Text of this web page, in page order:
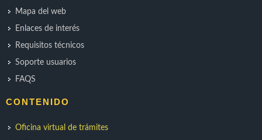
Mapa del web
Enlaces de interés
Requisitos técnicos
Soporte usuarios
FAQS
CONTENIDO
Oficina virtual de trámites